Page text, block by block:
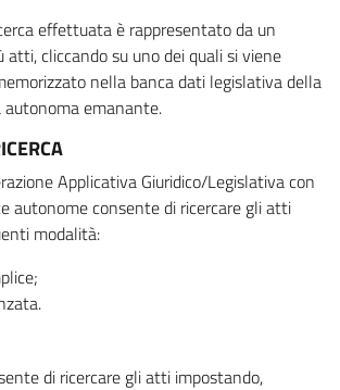
effettuata è rappresentato da un
atti, cliccando su uno dei quali si viene
nella banca dati legislativa della
autonoma emanante.
Applicativa Giuridico/Legislativa con
autonome consente di ricercare gli atti
modalità:
di ricercare gli atti impostando,